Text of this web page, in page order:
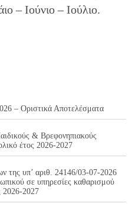
– Ιούνιο – Ιούλιο.
– Οριστικά Αποτελέσματα
& Βρεφονηπιακούς
έτος 2026-2027
της υπ’ αριθ. 24146/03-07-2026
σε υπηρεσίες καθαρισμού
2026-2027